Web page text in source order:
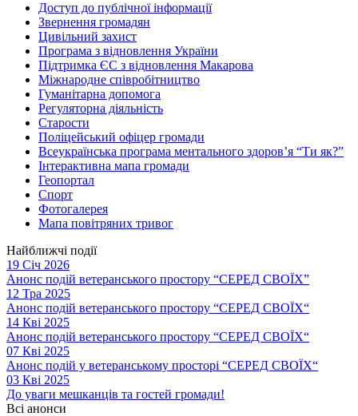
Доступ до публічної інформації
Звернення громадян
Цивільний захист
Програма з відновлення України
Підтримка ЄС з відновлення Макарова
Міжнародне співробітництво
Гуманітарна допомога
Регуляторна діяльність
Старости
Поліцейський офіцер громади
Всеукраїнська програма ментального здоров’я “Ти як?”
Інтерактивна мапа громади
Геопортал
Спорт
Фотогалерея
Мапа повітряних тривог
Найближчі події
19 Січ 2026
Анонс подій ветеранського простору “СЕРЕД СВОЇХ”
12 Тра 2025
Анонс подій ветеранського простору “СЕРЕД СВОЇХ“
14 Кві 2025
Анонс подій ветеранського простору “СЕРЕД СВОЇХ“
07 Кві 2025
Анонс подій у ветеранському просторі “СЕРЕД СВОЇХ“
03 Кві 2025
До уваги мешканців та гостей громади!
Всі анонси